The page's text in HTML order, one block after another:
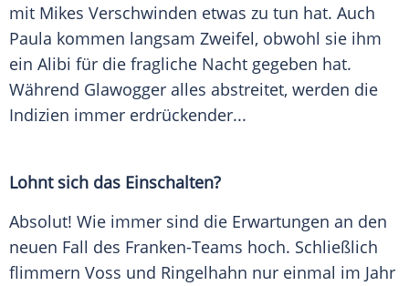
mit Mikes Verschwinden etwas zu tun hat. Auch
Paula kommen langsam Zweifel, obwohl sie ihm
ein Alibi für die fragliche Nacht gegeben hat.
Während Glawogger alles abstreitet, werden die
Indizien immer erdrückender...
Lohnt sich das Einschalten?
Absolut! Wie immer sind die Erwartungen an den
neuen Fall des Franken-Teams hoch. Schließlich
flimmern Voss und Ringelhahn nur einmal im Jahr